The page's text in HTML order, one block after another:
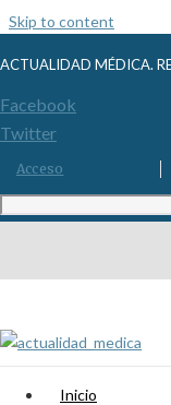
Skip to content
ACTUALIDAD MÉDICA.
Facebook
Twitter
Acceso
Inicio